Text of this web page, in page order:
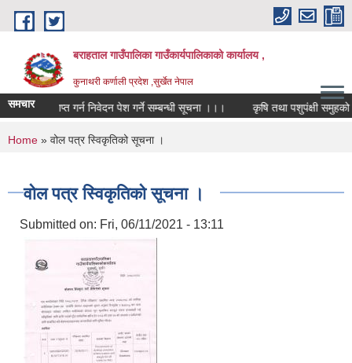
Skip to main content
बराहताल गाउँपालिका गाउँकार्यपालिकाको कार्यालय ,
कुनाथरी कर्णाली प्रदेश ,सुर्खेत नेपाल
समचार
भत्ता प्राप्त गर्न निवेदन पेश गर्ने सम्बन्धी सूचना ।।। कृषि तथा पशुपंक्षी समुहको
You are here
Home » वोल पत्र स्विकृतिको सूचना ।
वोल पत्र स्विकृतिको सूचना ।
Submitted on: Fri, 06/11/2021 - 13:11